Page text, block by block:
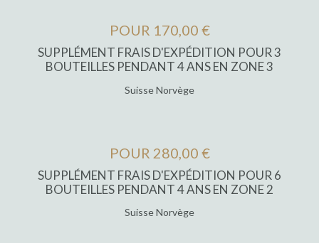
POUR 170,00 €
SUPPLÉMENT FRAIS D'EXPÉDITION POUR 3
BOUTEILLES PENDANT 4 ANS EN ZONE 3
Suisse Norvège
POUR 280,00 €
SUPPLÉMENT FRAIS D'EXPÉDITION POUR 6
BOUTEILLES PENDANT 4 ANS EN ZONE 2
Suisse Norvège